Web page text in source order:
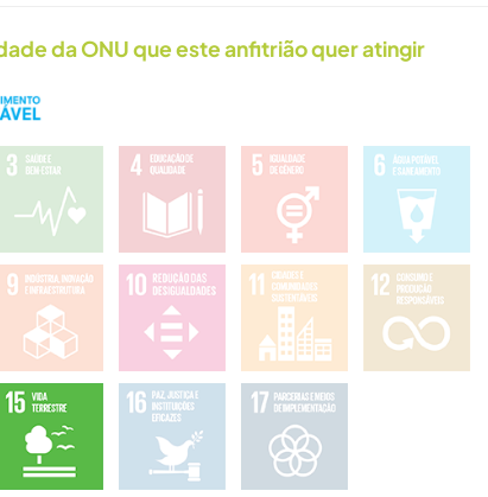
da ONU que este anfitrião quer atingir